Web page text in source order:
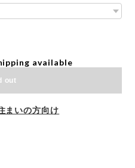
available
out
まいの方向け